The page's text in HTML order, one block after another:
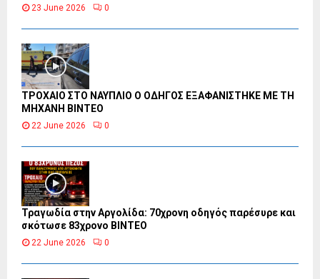
23 June 2026 0
ΤΡΟΧΑΙΟ ΣΤΟ ΝΑΥΠΛΙΟ Ο ΟΔΗΓΟΣ ΕΞΑΦΑΝΙΣΤΗΚΕ ΜΕ ΤΗ
ΜΗΧΑΝΗ ΒΙΝΤΕΟ
22 June 2026 0
Τραγωδία στην Αργολίδα: 70χρονη οδηγός παρέσυρε και
σκότωσε 83χρονο ΒΙΝΤΕΟ
22 June 2026 0